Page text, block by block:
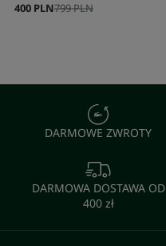
799 PLN
400 PLN
DARMOWE ZWROTY
DARMOWA DOSTAWA OD
400 zł